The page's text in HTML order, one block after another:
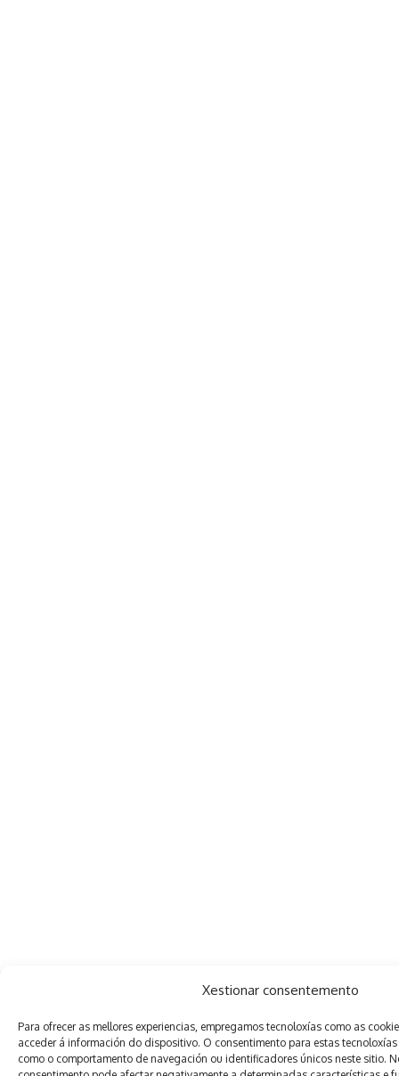
Xestionar consentemento
Para ofrecer as mellores experiencias, empregamos tecnoloxías como as
acceder á información do dispositivo. O consentimento para estas
como o comportamento de navegación ou identificadores únicos neste sitio.